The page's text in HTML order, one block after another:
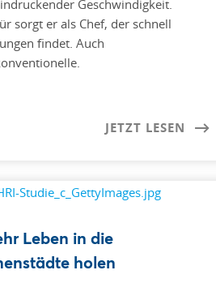
Geschwindigkeit.
sorgt er als Chef, der schnell
findet. Auch
JETZT LESEN
Leben in die
holen